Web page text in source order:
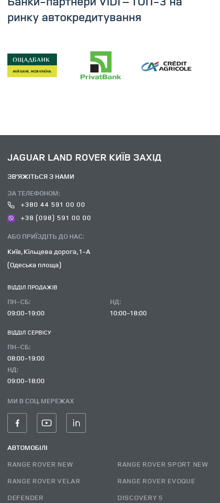
ринку автокредитування
JAGUAR LAND ROVER КИЇВ ЗАХІД
ЗВ’ЯЖІТЬСЯ З НАМИ
ЗА ТЕЛЕФОНОМ:
+380 44 591 00 00
+38 (098) 591 00 00
АБО ПРИЇЗДІТЬ ДО НАС:
Київ, Кільцева дорога, 1-А
(Одеська площа)
ВІДДІЛ ПРОДАЖІВ
ПН-СБ:
09:00-19:00
НД:
10:00-18:00
ВІДДІЛ CЕРВІСУ
ПН-СБ:
08:00-19:00
НД:
09:00-18:00
МИ В СОЦ. МЕРЕЖАХ
АВТОМОБІЛІ
RANGE ROVER NEW
RANGE ROVER SPORT NEW
RANGE ROVER VELAR
RANGE ROVER EVOQUE
DEFENDER
DISCOVERY 5